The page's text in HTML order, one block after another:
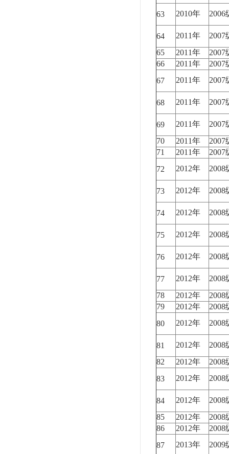
63 2010年 2006
64 2011年
2007
65
2011年
2007
66
2011年
2007
67
2011年 2007
68 2011年 2007
69 2011年
2007
70
2011年
2007
71
2011年
2007
72
2012年 2008
73 2012年 2008
74 2012年 2008
75 2012年 2008
76 2012年 2008
77 2012年
2008
78
2012年
2008
79
2012年
2008
80
2012年 2008
81 2012年
2008
82
2012年
2008
83
2012年 2008
84 2012年
2008
85
2012年
2008
86
2012年
2008
87
2013年 2009